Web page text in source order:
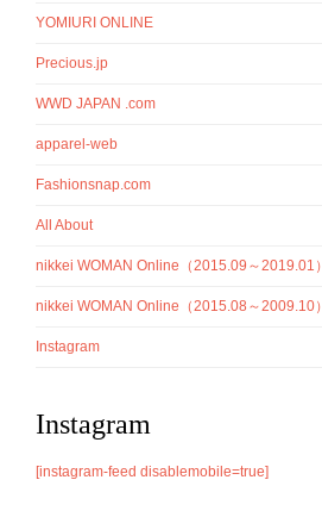
YOMIURI ONLINE
Precious.jp
WWD JAPAN .com
apparel-web
Fashionsnap.com
All About
nikkei WOMAN Online（2015.09～2019.01）
nikkei WOMAN Online（2015.08～2009.10）
Instagram
Instagram
[instagram-feed disablemobile=true]